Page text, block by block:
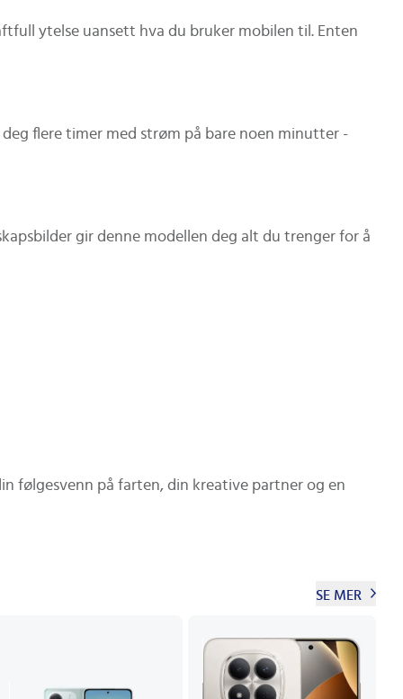
ytelse uansett hva du bruker mobilen til. Enten
flere timer med strøm på bare noen minutter -
gir denne modellen deg alt du trenger for å
følgesvenn på farten, din kreative partner og en
SE MER